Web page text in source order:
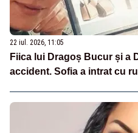
22 iul. 2026, 11:05
Fiica lui Dragoș Bucur și a
accident. Sofia a intrat cu